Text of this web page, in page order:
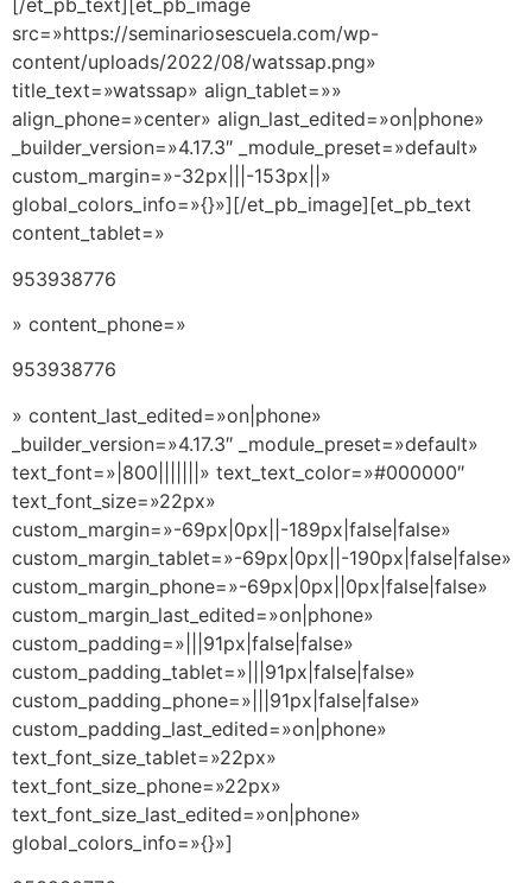
[/et_pb_text][et_pb_image
src=»https://seminariosescuela.com/wp-
content/uploads/2022/08/watssap.png»
title_text=»watssap» align_tablet=»»
align_phone=»center» align_last_edited=»on|phone»
_builder_version=»4.17.3″ _module_preset=»default»
custom_margin=»-32px|||-153px||»
global_colors_info=»{}»][/et_pb_image][et_pb_text
content_tablet=»
953938776
» content_phone=»
953938776
» content_last_edited=»on|phone»
_builder_version=»4.17.3″ _module_preset=»default»
text_font=»|800|||||||» text_text_color=»#000000″
text_font_size=»22px»
custom_margin=»-69px|0px||-189px|false|false»
custom_margin_tablet=»-69px|0px||-190px|false|false»
custom_margin_phone=»-69px|0px||0px|false|false»
custom_margin_last_edited=»on|phone»
custom_padding=»|||91px|false|false»
custom_padding_tablet=»|||91px|false|false»
custom_padding_phone=»|||91px|false|false»
custom_padding_last_edited=»on|phone»
text_font_size_tablet=»22px»
text_font_size_phone=»22px»
text_font_size_last_edited=»on|phone»
global_colors_info=»{}»]